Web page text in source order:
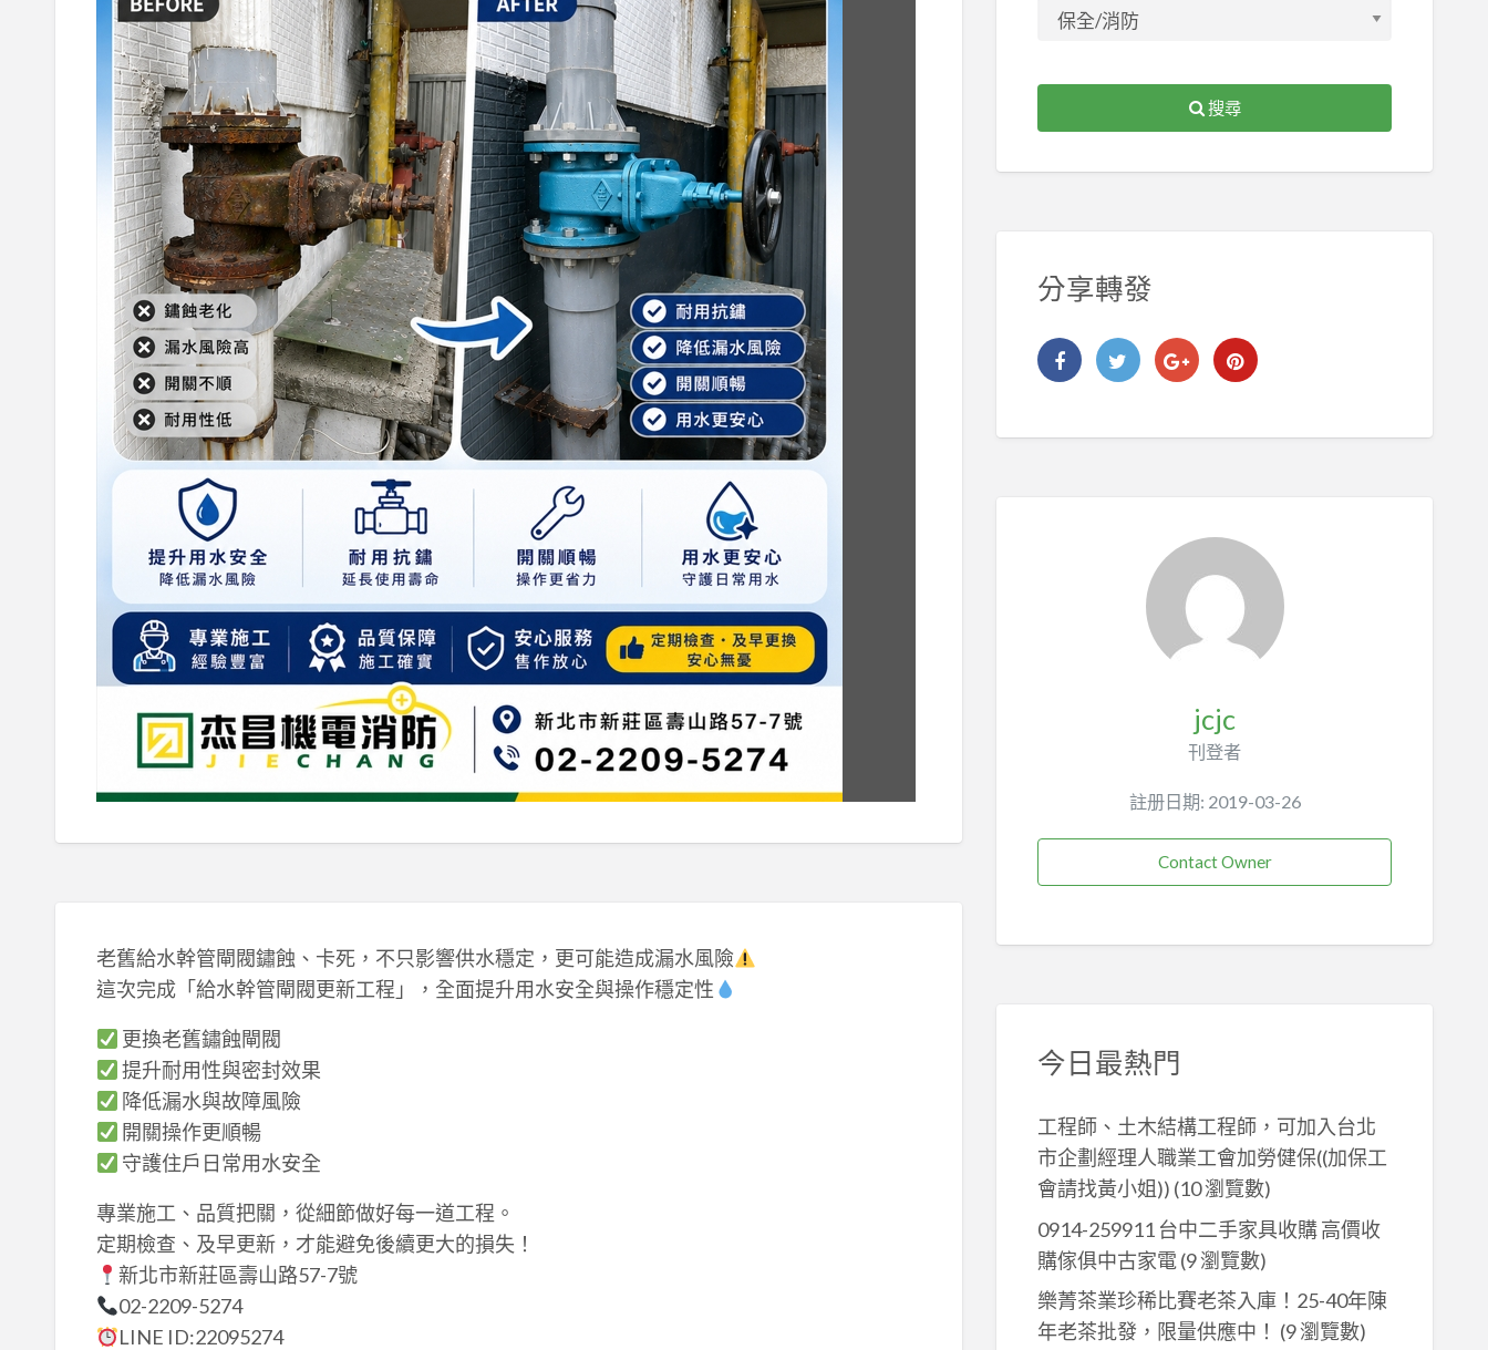
老舊給水幹管閘閥鏽蝕、卡死，不只影響供水穩定，更可能造成漏水風險
這次完成「給水幹管閘閥更新工程」，全面提升用水安全與操作穩定性
更換老舊鏽蝕閘閥
提升耐用性與密封效果
降低漏水與故障風險
開關操作更順暢
守護住戶日常用水安全
專業施工、品質把關，從細節做好每一道工程。
定期檢查、及早更新，才能避免後續更大的損失！
新北市新莊區壽山路57-7號
02-2209-5274
LINE ID:22095274
搜尋
分享轉發
jcjc
刊登者
註册日期: 2019-03-26
Contact Owner
今日最熱門
工程師、土木結構工程師，可加入台北
市企劃經理人職業工會加勞健保((加保工
會請找黃小姐)) (10 瀏覽數)
0914-259911 台中二手家具收購 高價收
購傢俱中古家電(9 瀏覽數)
樂菁茶業珍稀比賽老茶入庫！25-40年陳
年老茶批發，限量供應中！ (9 瀏覽數)